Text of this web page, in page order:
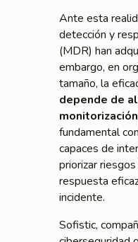
Ante esta
detección y
(MDR) han
embargo, en
tamaño, la
depende de
fundamental
capaces de
priorizar
respuesta
incidente.
Sofistic,